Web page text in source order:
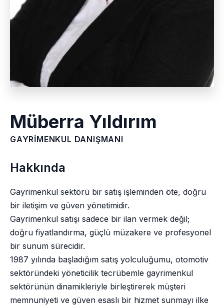
Müberra Yıldırım
GAYRIMENKUL DANIŞMANI
Hakkında
Gayrimenkul sektörü bir satış işleminden öte, doğru
bir iletişim ve güven yönetimidir.
Gayrimenkul satışı sadece bir ilan vermek değil;
doğru fiyatlandırma, güçlü müzakere ve profesyonel
bir sunum sürecidir.
1987 yılında başladığım satış yolculuğumu, otomotiv
sektöründeki yöneticilik tecrübemle gayrimenkul
sektörünün dinamikleriyle birleştirerek müşteri
memnuniyeti ve güven esaslı bir hizmet sunmayı ilke